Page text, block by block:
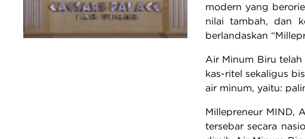
modern yang
nilai tambah, dan
berlandaskan
Air Minum Biru
kas-ritel sekaligus
air minum, yaitu:
Millepreneur MIND,
tersebar secara